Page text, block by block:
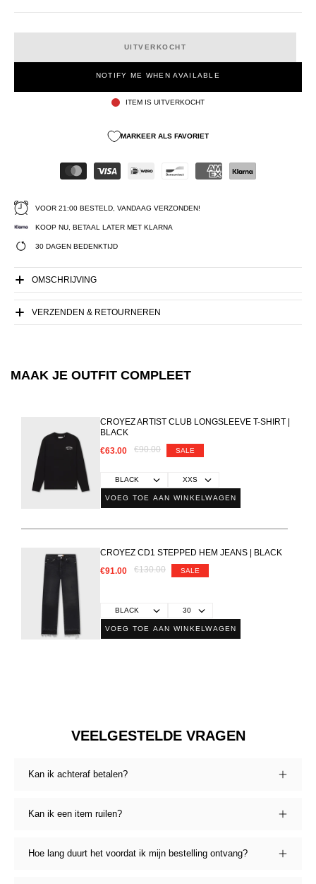
UITVERKOCHT
NOTIFY ME WHEN AVAILABLE
ITEM IS UITVERKOCHT
MARKEER ALS FAVORIET
VOOR 21:00 BESTELD, VANDAAG VERZONDEN!
KOOP NU, BETAAL LATER MET KLARNA
30 DAGEN BEDENKTIJD
OMSCHRIJVING
VERZENDEN & RETOURNEREN
MAAK JE OUTFIT COMPLEET
CROYEZ ARTIST CLUB LONGSLEEVE T-SHIRT |
BLACK
€63.00
€90.00 SALE
VOEG TOE AAN WINKELWAGEN
CROYEZ CD1 STEPPED HEM JEANS | BLACK
€91.00
€130.00 SALE
VOEG TOE AAN WINKELWAGEN
VEELGESTELDE VRAGEN
Kan ik achteraf betalen?
Kan ik een item ruilen?
Hoe lang duurt het voordat ik mijn bestelling ontvang?